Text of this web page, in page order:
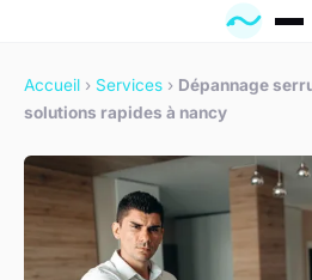
Accueil › Services › Dépannage
solutions rapides à nancy